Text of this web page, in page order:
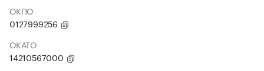
ОКПО
0127999256
ОКАТО
14210567000